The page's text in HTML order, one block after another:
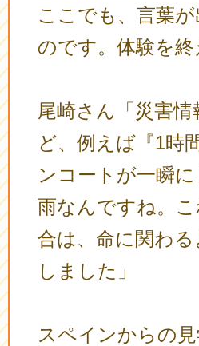
ここでも、言葉
のです。体験を
尾崎さん「災害
ど、例えば『1時
ンコートが一瞬
雨なんですね。
合は、命に関わ
しました」
スペインからの